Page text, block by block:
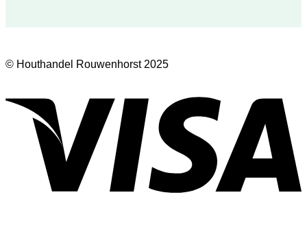
© Houthandel Rouwenhorst 2025